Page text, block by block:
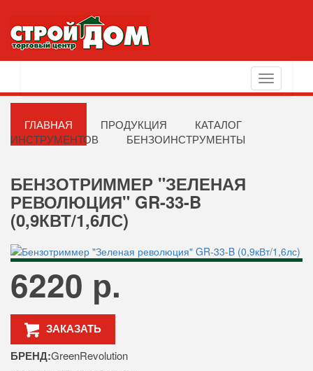
Toggle
navigation
ГЛАВНАЯ ПРОДУКЦИЯ
КАТАЛОГ
ИНСТРУМЕНТОВ
БЕНЗОИНСТРУМЕНТЫ
БЕНЗОТРИММЕР "ЗЕЛЕНАЯ
РЕВОЛЮЦИЯ" GR-33-B
(0,9КВТ/1,6ЛС)
6220 р.
ЗАКАЗАТЬ
БРЕНД:GreenRevolution